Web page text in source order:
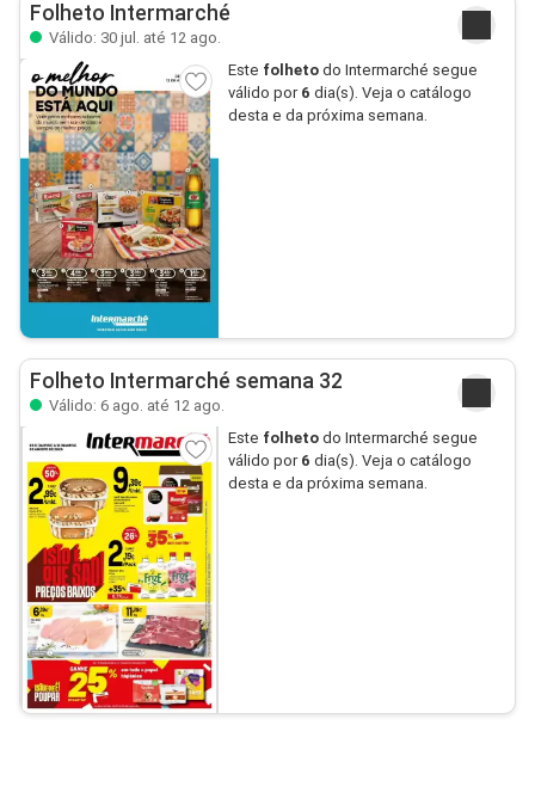
Folheto Intermarché
Válido: 30 jul. até 12 ago.
Este folhetodo Intermarché segue
válido por 6 dia(s). Veja o catálogo
desta e da próxima semana.
Folheto Intermarché semana 32
Válido: 6 ago. até 12 ago.
Este folhetodo Intermarché segue
válido por 6 dia(s). Veja o catálogo
desta e da próxima semana.